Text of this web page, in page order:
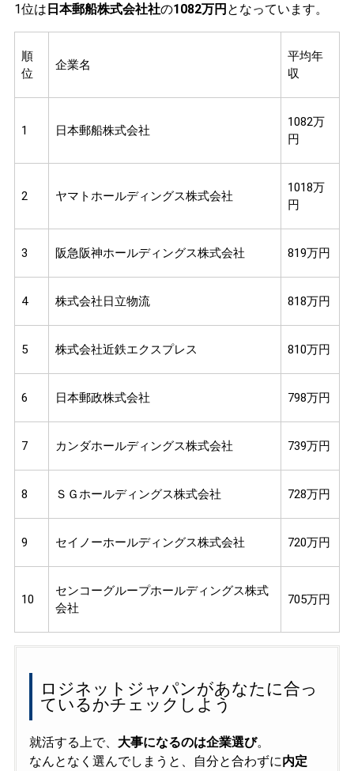
1位は 日本郵船株式会社社の1082万円 となっています。
順
位
企業名
平均年
収
1 日本郵船株式会社
1082万
円
2 ヤマトホールディングス株式会社
1018万
円
3 阪急阪神ホールディングス株式会社 819万円
4 株式会社日立物流 818万円
5 株式会社近鉄エクスプレス 810万円
6 日本郵政株式会社 798万円
7 カンダホールディングス株式会社 739万円
8 ＳＧホールディングス株式会社 728万円
9 セイノーホールディングス株式会社 720万円
10
センコーグループホールディングス株式
会社
705万円
ロジネットジャパンがあなたに合っ
ているかチェックしよう
就活する上で、 大事になるのは企業選び。
なんとなく選んでしまうと、自分と合わずに内定